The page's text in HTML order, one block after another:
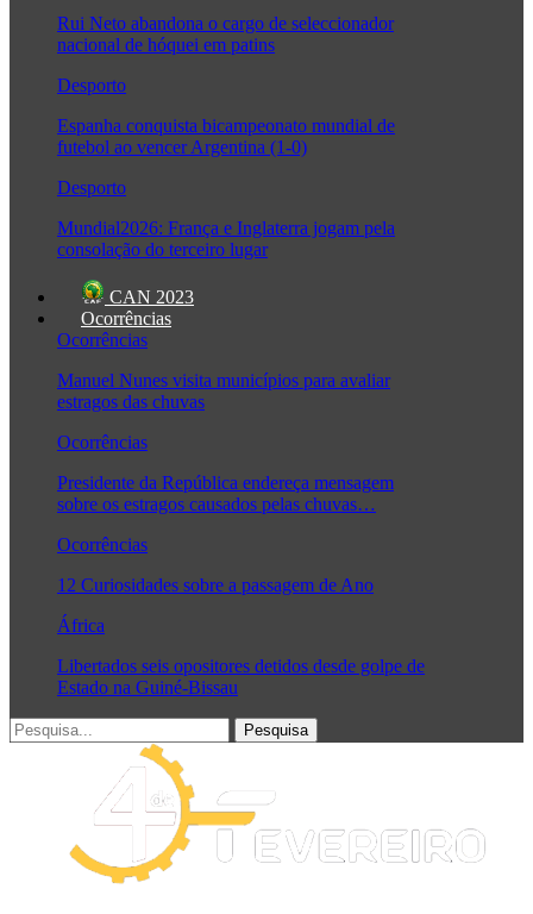
Rui Neto abandona o cargo de seleccionador
nacional de hóquei em patins
Desporto
Espanha conquista bicampeonato mundial de
futebol ao vencer Argentina (1-0)
Desporto
Mundial2026: França e Inglaterra jogam pela
consolação do terceiro lugar
CAN 2023
Ocorrências
Ocorrências
Manuel Nunes visita municípios para avaliar
estragos das chuvas
Ocorrências
Presidente da República endereça mensagem
sobre os estragos causados pelas chuvas…
Ocorrências
12 Curiosidades sobre a passagem de Ano
África
Libertados seis opositores detidos desde golpe de
Estado na Guiné-Bissau